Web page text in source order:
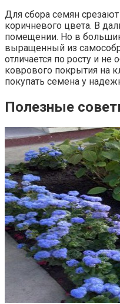
Для сбора семян
коричневого цвета. В
помещении. Но в
выращенный из
отличается по росту и не
коврового покрытия на
покупать семена у
Полезные